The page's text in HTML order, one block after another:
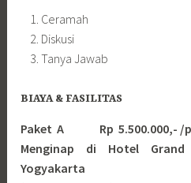
Ceramah
Diskusi
Tanya Jawab
BIAYA & FASILITAS
Paket A Rp 5.500.000,- /
Menginap di Hotel
Yogyakarta